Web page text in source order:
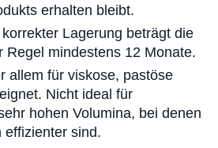
erhalten bleibt.
korrekter Lagerung beträgt die
Regel mindestens 12 Monate.
allem für viskose, pastöse
Nicht ideal für
hohen Volumina, bei denen
effizienter sind.